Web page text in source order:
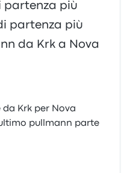
partenza più
partenza più
da Krk a Nova
Krk per Nova
pullmann parte